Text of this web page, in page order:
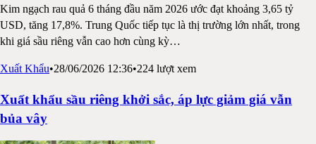
Kim ngạch rau quả 6 tháng đầu năm 2026 ước đạt khoảng 3,65 tỷ
USD, tăng 17,8%. Trung Quốc tiếp tục là thị trường lớn nhất, trong
khi giá sầu riêng vẫn cao hơn cùng kỳ…
Xuất Khẩu•28/06/2026 12:36•224 lượt xem
Xuất khẩu sầu riêng khởi sắc, áp lực giảm giá vẫn
bủa vây